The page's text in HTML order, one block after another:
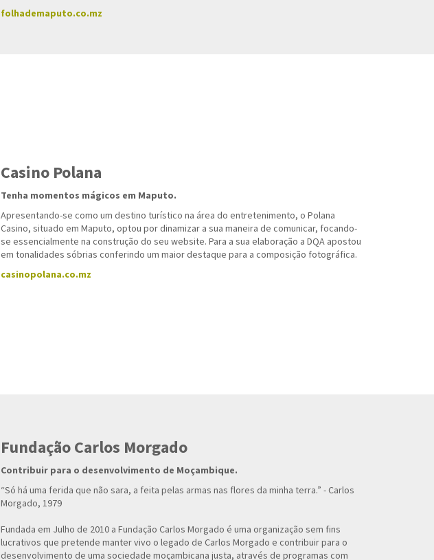
folhademaputo.co.mz
Casino Polana
Tenha momentos mágicos em Maputo.
Apresentando-se como um destino turístico na área do entretenimento, o Polana
Casino, situado em Maputo, optou por dinamizar a sua maneira de comunicar, focando-
se essencialmente na construção do seu website. Para a sua elaboração a DQA apostou
em tonalidades sóbrias conferindo um maior destaque para a composição fotográfica.
casinopolana.co.mz
Fundação Carlos Morgado
Contribuir para o desenvolvimento de Moçambique.
“Só há uma ferida que não sara, a feita pelas armas nas flores da minha terra.” - Carlos
Morgado, 1979
Fundada em Julho de 2010 a Fundação Carlos Morgado é uma organização sem fins
lucrativos que pretende manter vivo o legado de Carlos Morgado e contribuir para o
desenvolvimento de uma sociedade moçambicana justa, através de programas com